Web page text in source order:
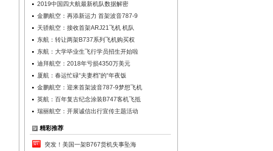
2019中国四大航最新机队数据解密
金鹏航空：再添新运力 首架波音787-9
天骄航空：接收首架ARJ21飞机 机队
东航：转让两架B737系列飞机购买权
东航：大学毕业生飞行学员招生开始啦
迪拜航空：2018年亏损4350万美元
厦航：春运忙碌“夫妻档”的“年夜饭
金鹏航空：迎来首架波音787-9梦想飞机
英航：百年复古纪念涂装B747客机飞抵
瑞丽航空：开展诚信出行宣传主题活动
精彩推荐
突发！美国一架B767货机失事坠海